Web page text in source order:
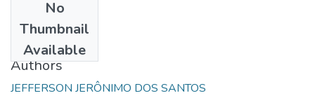
No
Thumbnail
Available
1997
Authors
JEFFERSON JERÔNIMO DOS SANTOS